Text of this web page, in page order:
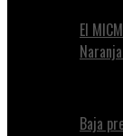
El
Baja